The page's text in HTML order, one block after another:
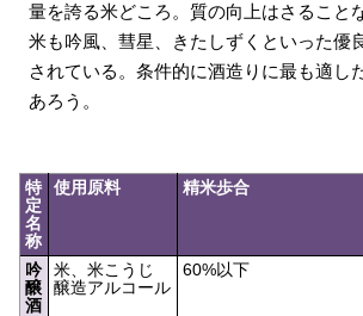
量を誇る米どころ。質の向上はさること
米も吟風、彗星、きたしずくといった優
されている。条件的に酒造りに最も適し
あろう。
特
定
名
称
使用原料 精米歩合
吟
醸
酒
米、米こうじ
醸造アルコール
60%以下